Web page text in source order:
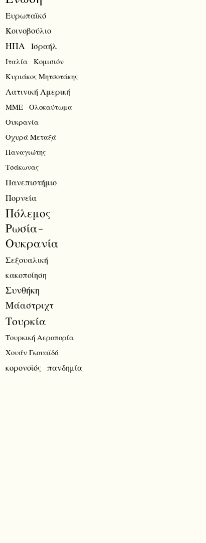
Ευρωπαϊκό
Κοινοβούλιο
ΗΠΑ Ισραήλ
Ιταλία
Κομισιόν
Κυριάκος Μητσοτάκης
Λατινική Αμερική
ΜΜΕ
Ολοκαύτωμα
Ουκρανία
Οχυρά Μεταξά
Παναγιώτης
Τσάκωνας
Πανεπιστήμιο
Πορνεία
Πόλεμος
Ρωσία-
Ουκρανία
Σεξουαλική
κακοποίηση
Συνθήκη
Μάαστριχτ
Τουρκία
Τουρκική Αεροπορία
Χουάν Γκουαϊδό
κορονοϊός πανδημία